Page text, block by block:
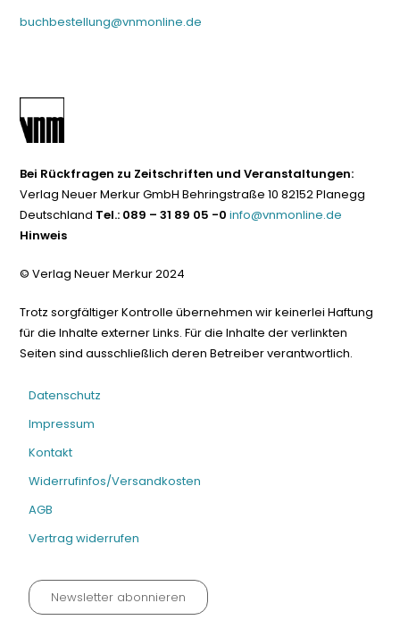
buchbestellung@vnmonline.de
Bei Rückfragen zu Zeitschriften und Veranstaltungen:
Verlag Neuer Merkur GmbH Behringstraße 10 82152 Planegg
Deutschland Tel.: 089 – 31 89 05 -0 info@vnmonline.de
Hinweis
© Verlag Neuer Merkur 2024
Trotz sorgfältiger Kontrolle übernehmen wir keinerlei Haftung
für die Inhalte externer Links. Für die Inhalte der verlinkten
Seiten sind ausschließlich deren Betreiber verantwortlich.
Datenschutz
Impressum
Kontakt
Widerrufinfos/Versandkosten
AGB
Vertrag widerrufen
Newsletter abonnieren